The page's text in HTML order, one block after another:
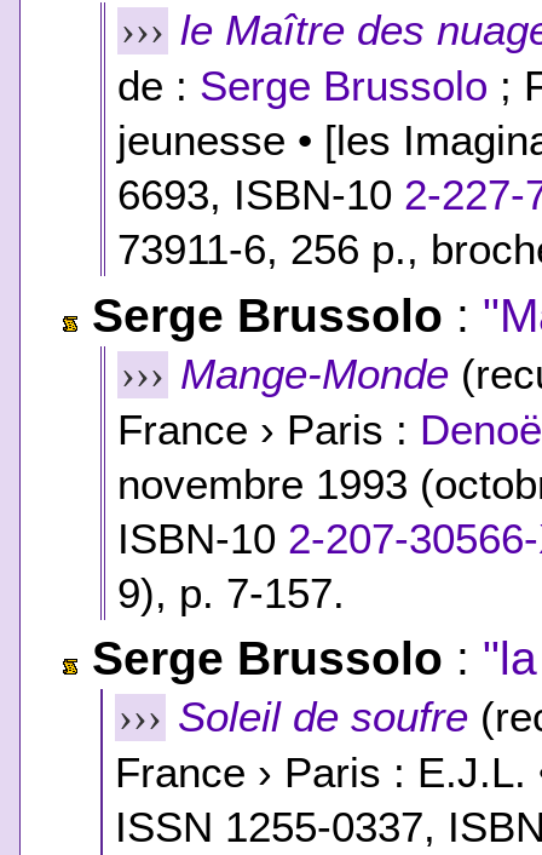
››› le Maître des
de : Serge Brussolo ;
jeunesse • [les
6693, ISBN-10 2-227-
73911-6, 256 p.,
Serge Brussolo :
››› Mange-Monde
France › Paris :
novembre 1993
ISBN-10 2-207-
9), p. 7-157.
Serge Brussolo :
››› Soleil de soufre
France › Paris : E.J.L.
ISSN 1255-0337,